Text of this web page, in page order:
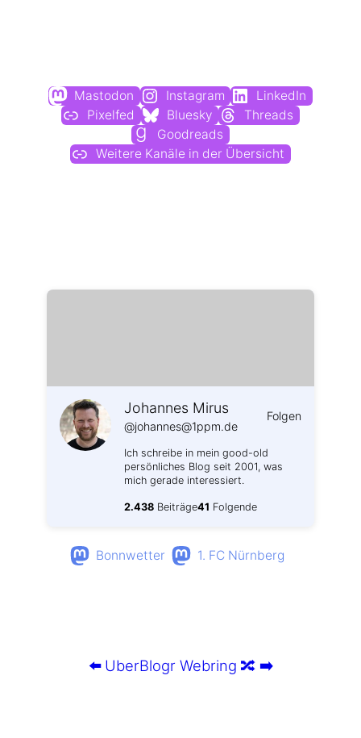
Mastodon Instagram
LinkedIn
Pixelfed
Bluesky
Threads
Goodreads
Weitere Kanäle in der Übersicht
Johannes Mirus
@johannes@1ppm.de
Folgen
Ich schreibe in mein good-old
persönliches Blog seit 2001, was
mich gerade interessiert.
2.438 Beiträge41 Folgende
Bonnwetter 1. FC Nürnberg
⬅️ UberBlogr Webring 🔀 ➡️